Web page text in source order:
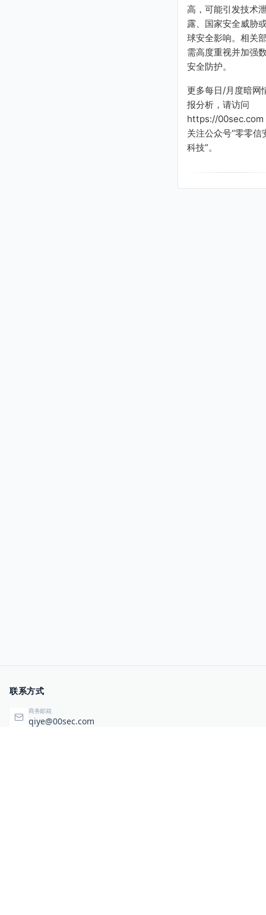
高，可能引发技术
露、国家安全威胁
球安全影响。相关
需高度重视并加强
安全防护。
更多每日/月度暗网
报分析，请访问
https://00sec.com
关注公众号“零零信
科技”。
联系方式
商务邮箱
qiye@00sec.com